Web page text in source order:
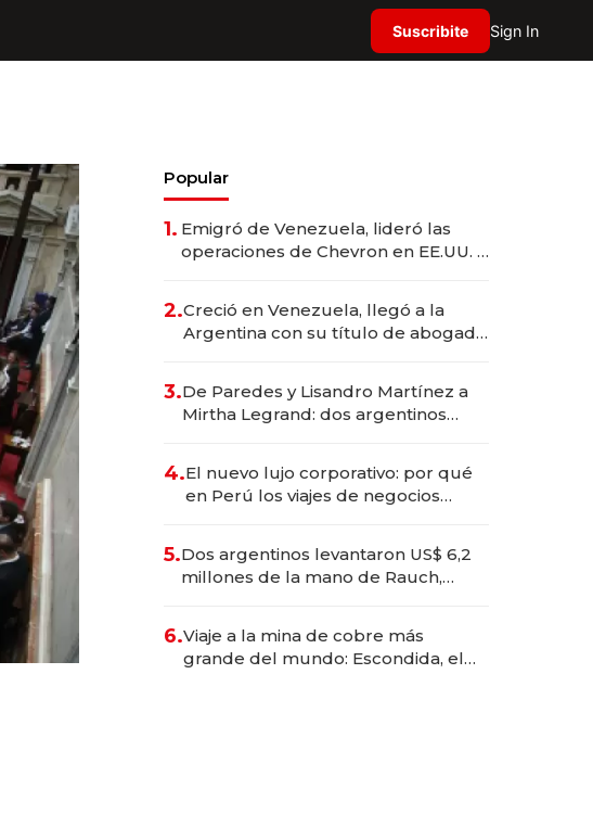
Suscribite Sign In
Popular
1. Emigró de Venezuela, lideró las
operaciones de Chevron en EE.UU. y
2.Creció en Venezuela, llegó a la
Argentina con su título de abogado
marcas "fast premium"
3.De Paredes y Lisandro Martínez a
Mirtha Legrand: dos argentinos
4.El nuevo lujo corporativo: por qué
en Perú los viajes de negocios
transformadoras
5.Dos argentinos levantaron US$ 6,2
millones de la mano de Rauch,
6.Viaje a la mina de cobre más
grande del mundo: Escondida, el